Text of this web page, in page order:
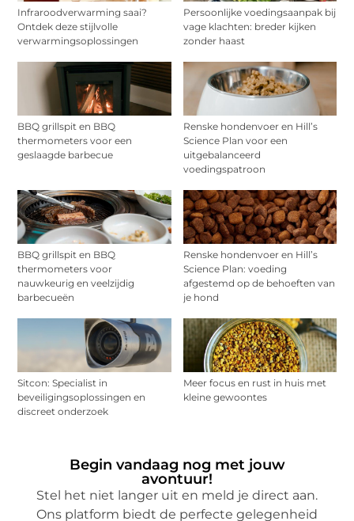
Infraroodverwarming saai?
Ontdek deze stijlvolle
verwarmingsoplossingen
Persoonlijke voedingsaanpak bij
vage klachten: breder kijken
zonder haast
BBQ grillspit en BBQ
thermometers voor een
geslaagde barbecue
Renske hondenvoer en Hill’s
Science Plan voor een
uitgebalanceerd
voedingspatroon
BBQ grillspit en BBQ
thermometers voor
nauwkeurig en veelzijdig
barbecueën
Renske hondenvoer en Hill’s
Science Plan: voeding
afgestemd op de behoeften van
je hond
Sitcon: Specialist in
beveiligingsoplossingen en
discreet onderzoek
Meer focus en rust in huis met
kleine gewoontes
Begin vandaag nog met jouw
avontuur!
Stel het niet langer uit en meld je direct aan.
Ons platform biedt de perfecte gelegenheid